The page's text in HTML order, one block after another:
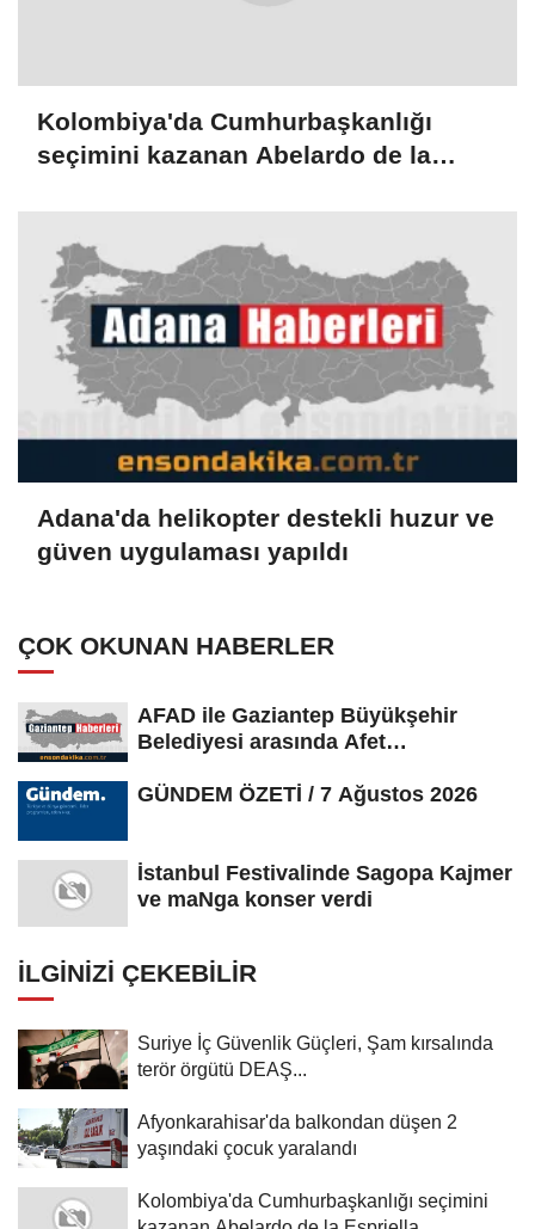
Kolombiya'da Cumhurbaşkanlığı
seçimini kazanan Abelardo de la
Adana'da helikopter destekli huzur ve
güven uygulaması yapıldı
ÇOK OKUNAN HABERLER
AFAD ile Gaziantep Büyükşehir
Belediyesi arasında Afet
GÜNDEM ÖZETİ / 7 Ağustos 2026
İstanbul Festivalinde Sagopa Kajmer
ve maNga konser verdi
İLGINIZI ÇEKEBILIR
Suriye İç Güvenlik Güçleri, Şam kırsalında
terör örgütü DEAŞ...
Afyonkarahisar'da balkondan düşen 2
yaşındaki çocuk yaralandı
Kolombiya'da Cumhurbaşkanlığı seçimini